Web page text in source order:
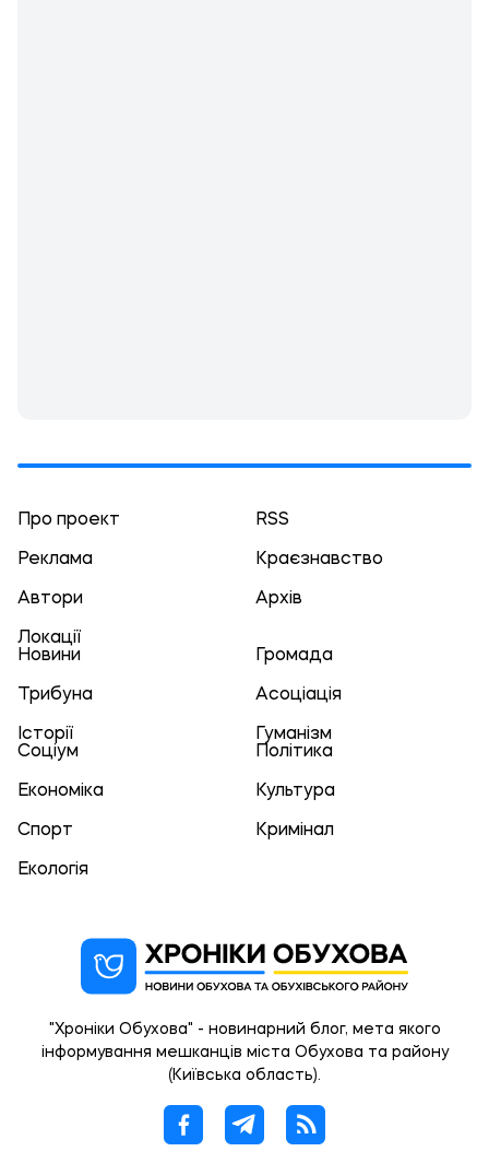
Про проект RSS
Реклама Краєзнавство
Автори Архів
Локації
Новини
Громада
Трибуна Асоціація
Історії
Гуманізм
Соціум
Політика
Економіка Культура
Спорт Кримінал
Екологія
"Хроніки Обухова" - новинарний блог, мета якого
інформування мешканців міста Обухова та району
(Київська область).